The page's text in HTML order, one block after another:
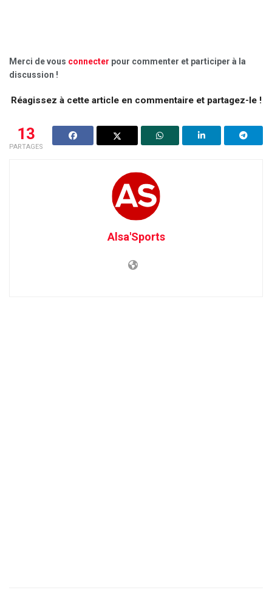
Merci de vous connecter pour commenter et participer à la
discussion !
Réagissez à cette article en commentaire et partagez-le !
13
PARTAGES
Alsa'Sports